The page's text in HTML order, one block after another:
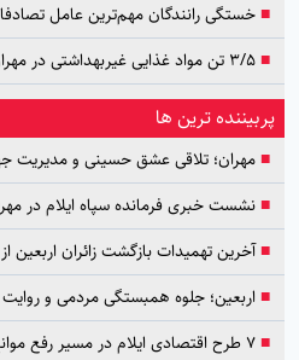
■خستگی رانندگان مهم‌ترین عامل
■۳/۵ تن مواد غذایی غیربهداشتی در مهران معدوم شد
پربیننده ترین ها
■مهران؛ تلاقی عشق حسینی و مدیریت
■نشست خبری فرمانده سپاه ایلام در
■آخرین تهمیدات بازگشت زائران اربعین
■ اربعین؛ جلوه همبستگی مردمی و
■۷ طرح اقتصادی ایلام در مسیر رفع موانع